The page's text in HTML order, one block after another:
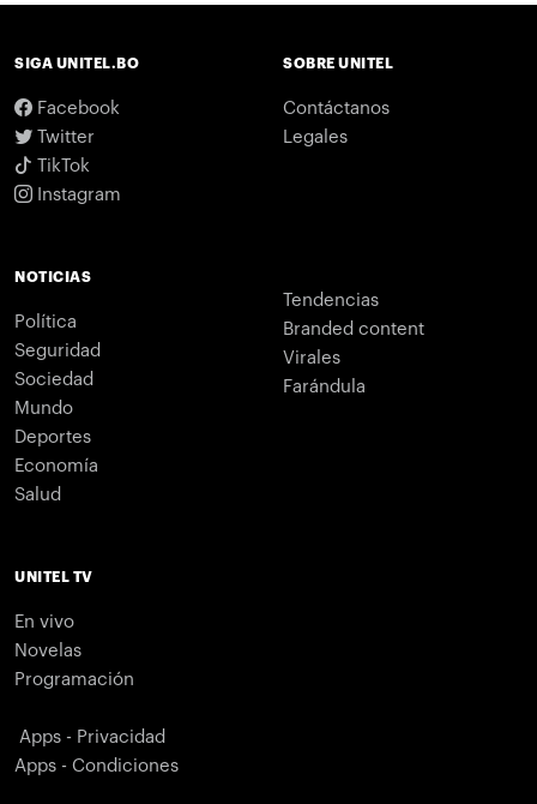
SIGA UNITEL.BO
Facebook
Twitter
TikTok
Instagram
SOBRE UNITEL
Contáctanos
Legales
NOTICIAS
Política
Seguridad
Sociedad
Mundo
Deportes
Economía
Salud
Tendencias
Branded content
Virales
Farándula
UNITEL TV
En vivo
Novelas
Programación
Apps - Privacidad
Apps - Condiciones